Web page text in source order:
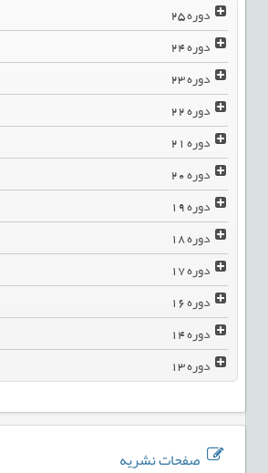
دوره25
دوره24
دوره23
دوره22
دوره21
دوره20
دوره19
دوره18
دوره17
دوره16
دوره14
دوره13
صفحات نشریه